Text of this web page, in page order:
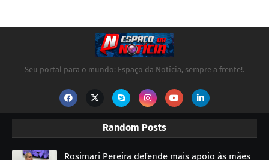
Seu portal para o mundo: Espaço da Notícia, sempre a frente!.
Random Posts
Rosimari Pereira defende mais apoio às mães